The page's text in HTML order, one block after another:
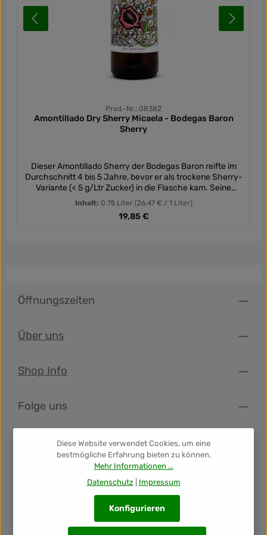
Prod.-Nr.: 08382
Amontillado Dry Sherry Micaela - Bodegas Baron
Sherry
Dieser Amontillado Sherry der Bodegas Baron reifte im
Durchschnitt 4 bis 5 Jahre, bevor er als trockene Sherry-
Variante (< 5 g/Ltr Zucker) in die Flasche kam. Seine
Herstellung ist so besonders wie sein Geschmacksprofil.
Zuerst werden aus Palomino Fino zwei Weine hergestellt,
die danach unterschiedlich reifen. Ein Teil reift unter
Ausbau für die komplexe Aromenstruktur. Der Duft des
Micaela Amontillado Sherry erinnert an Nuss-Pralinen,
vollmundiger und kräftiger Charakter. Er wirkt fast ein
und machen diesen Sherry zu einem erstklassigen
Inhalt: 0.75 Liter (26,47 € / 1 Liter)
Regulärer Preis:
19,85 €
Öffnungszeiten
Über uns
Shop Info
Folge uns
Newsletter
Unsere Auszeichnungen
Diese Website verwendet Cookies, um eine
bestmögliche Erfahrung bieten zu können.
Mehr Informationen ...
Datenschutz| Impressum
Konfigurieren